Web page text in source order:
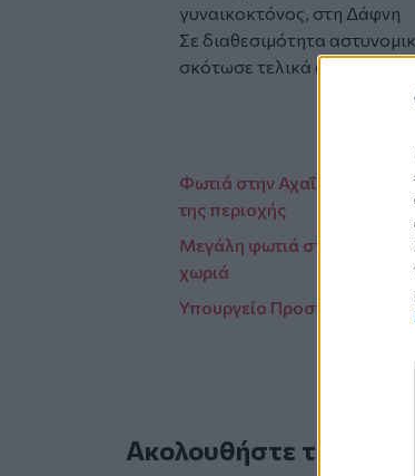
γυναικοκτόνος, στη Δάφνη
Σε διαθεσιμότητα
σκότωσε τελικά ο άντρας της
Φωτιά στην Αχαΐα:
της περιοχής
Μεγάλη φωτιά στην Αχαΐα:
χωριά
Υπουργείο Προστασίας του
Ακολουθήστε το